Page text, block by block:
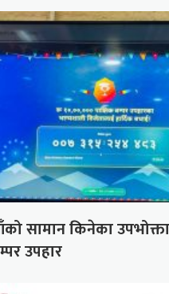
सामान किनेका
उपहार